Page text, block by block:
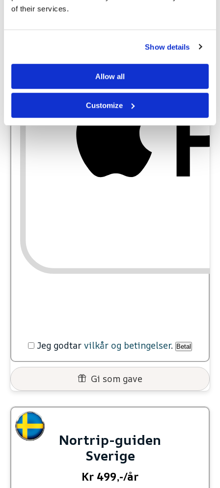
of their services.
Show details
Allow all
Customize
Jeg godtar vilkår og betingelser. Betal
Gi som gave
Nortrip-guiden
Sverige
Kr 499,-/år